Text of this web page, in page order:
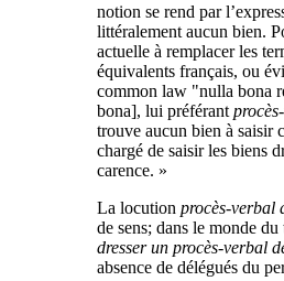
notion se rend par
littéralement aucun bien.
actuelle à remplacer les
équivalents français, ou
common law "nulla bona
bona], lui préférant
trouve aucun bien à saisir
chargé de saisir les biens
carence. »
La locution procès-verbal
de sens; dans le monde
dresser un procès-verbal
absence de délégués du